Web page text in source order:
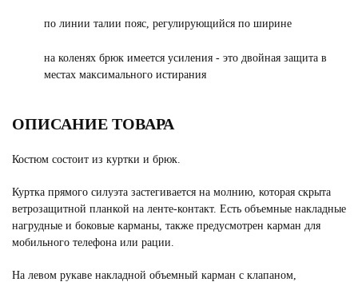
по линии талии пояс, регулирующийся по ширине
на коленях брюк имеется усиления - это двойная защита в
местах максимального истирания
ОПИСАНИЕ ТОВАРА
Костюм состоит из куртки и брюк.
Куртка прямого силуэта застегивается на молнию, которая скрыта
ветрозащитной планкой на ленте-контакт. Есть объемные накладные
нагрудные и боковые карманы, также предусмотрен карман для
мобильного телефона или рации.
На левом рукаве накладной объемный карман с клапаном,